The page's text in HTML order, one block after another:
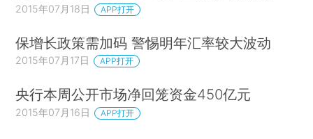
2015年07月18日 APP打开
保增长政策需加码 警惕明年汇率较大波动
2015年07月17日 APP打开
央行本周公开市场净回笼资金450亿元
2015年07月16日 APP打开